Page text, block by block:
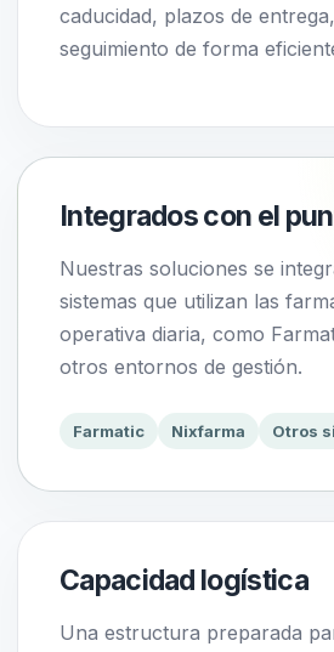
caducidad, plazos de
seguimiento de forma
Integrados con el
Nuestras soluciones se
sistemas que utilizan las
operativa diaria, como
otros entornos de gestión.
Farmatic Nixfarma Otros
Capacidad logística
Una estructura preparada